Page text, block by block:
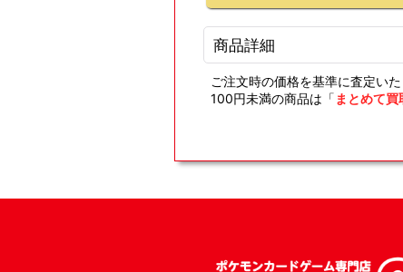
商品詳細
ご注文時の価格を基準に査定いた
100円未満の商品は「 まとめて買